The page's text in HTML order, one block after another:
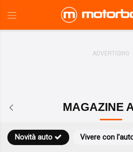
MAGAZINE
Novità auto Vivere con